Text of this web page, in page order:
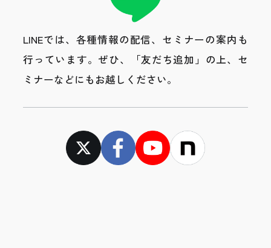
LINEでは、各種情報の配信、セミナーの案内も
行っています。 ぜひ、「友だち追加」の上、セ
ミナーなどにもお越しください。